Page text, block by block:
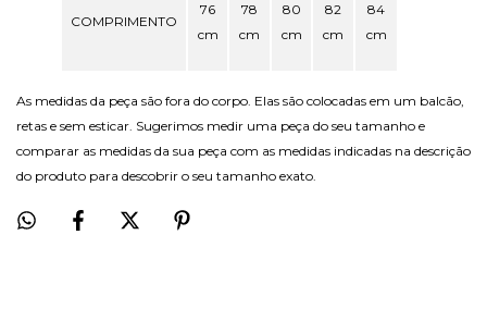
COMPRIMENTO
76
cm
78
cm
80
cm
82
cm
84
cm
As medidas da peça são fora do corpo. Elas são colocadas em um balcão,
retas e sem esticar. Sugerimos medir uma peça do seu tamanho e
comparar as medidas da sua peça com as medidas indicadas na descrição
do produto para descobrir o seu tamanho exato.